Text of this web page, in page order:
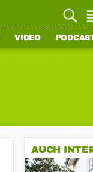
VIDEO
AUCH